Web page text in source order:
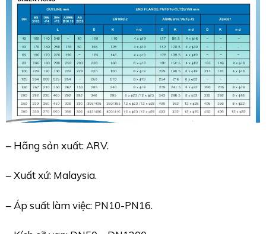
– Hãng sản xuất: ARV.
– Xuất xứ: Malaysia.
– Áp suất làm việc: PN10-PN16.